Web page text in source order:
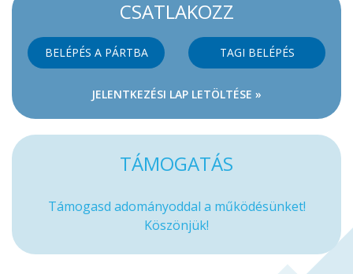
CSATLAKOZZ
BELÉPÉS A PÁRTBA TAGI BELÉPÉS
JELENTKEZÉSI LAP LETÖLTÉSE »
TÁMOGATÁS
Támogasd adományoddal a működésünket!
Köszönjük!